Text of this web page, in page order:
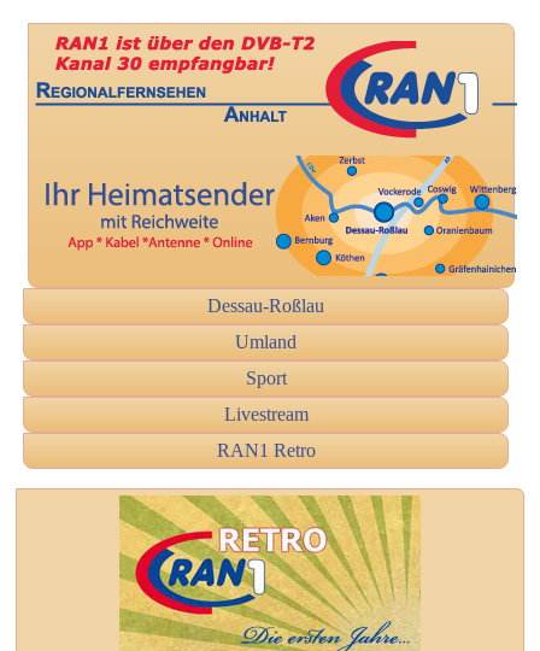
Dessau-Roßlau
Umland
Sport
Livestream
RAN1 Retro